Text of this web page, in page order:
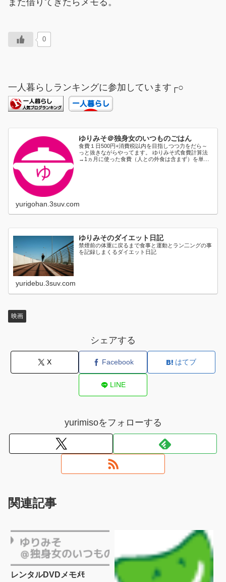
また借りてきたらメモる。
0
一人暮らしランキングに参加しています┌○
ゆりみそ＠独身女のいつものごはん
食費１日500円+消費税以内を目指しつつ力をだら～
っと抜きながらやってます。 ゆりみそ式食費計算法
→1ヵ月に使った食費（人との外食は含まず）を単純
yurigohan.3suv.com
ゆりみそのダイエット日記
禁煙前の体重に戻るまで食事と運動とラン二ングの事
を記録しまくるダイエット日記
yuridebu.3suv.com
映画
シェアする
X Facebook はてブ
LINE
yurimisoをフォローする
関連記事
レンタルDVDメモﾒﾓ